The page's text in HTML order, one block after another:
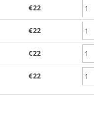
€22
€22
€22
€22